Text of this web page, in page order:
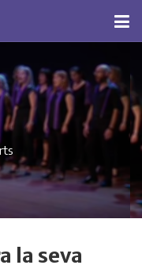
la seva